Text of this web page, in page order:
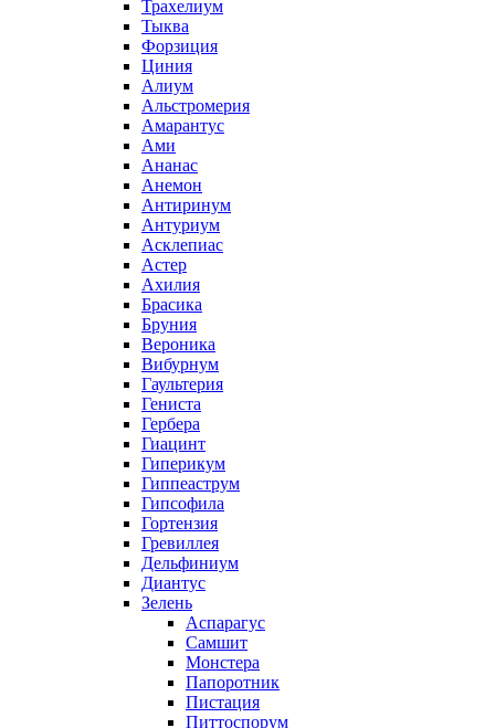
Трахелиум
Тыква
Форзиция
Циния
Алиум
Альстромерия
Амарантус
Ами
Ананас
Анемон
Антиринум
Антуриум
Асклепиас
Астер
Ахилия
Брасика
Бруния
Вероника
Вибурнум
Гаультерия
Гениста
Гербера
Гиацинт
Гиперикум
Гиппеаструм
Гипсофила
Гортензия
Гревиллея
Дельфиниум
Диантус
Зелень
Аспарагус
Самшит
Монстера
Папоротник
Пистация
Питтоспорум